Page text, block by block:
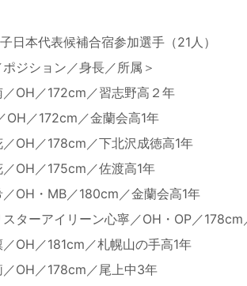
日本代表候補合宿参加選手（21人）
ポジション／身長／所属＞
OH ／172cm ／習志野高２年
OH ／172cm ／金蘭会高1年
OH ／178cm ／下北沢成徳高1年
OH ／175cm ／佐渡高1年
OH ・ MB／180cm ／金蘭会高1年
ターアイリーン心寧／OH ・ OP／178cm
OH ／181cm ／札幌山の手高1年
OH ／178cm ／尾上中3年